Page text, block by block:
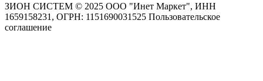
ЗИОН СИСТЕМ © 2025 ООО "Инет Маркет", ИНН
1659158231, ОГРН: 1151690031525 Пользовательское
соглашение